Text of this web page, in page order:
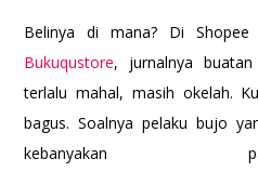
Belinya di mana? Di
Bukuqustore, jurnalnya
terlalu mahal, masih okelah.
bagus. Soalnya pelaku bujo
kebanyakan